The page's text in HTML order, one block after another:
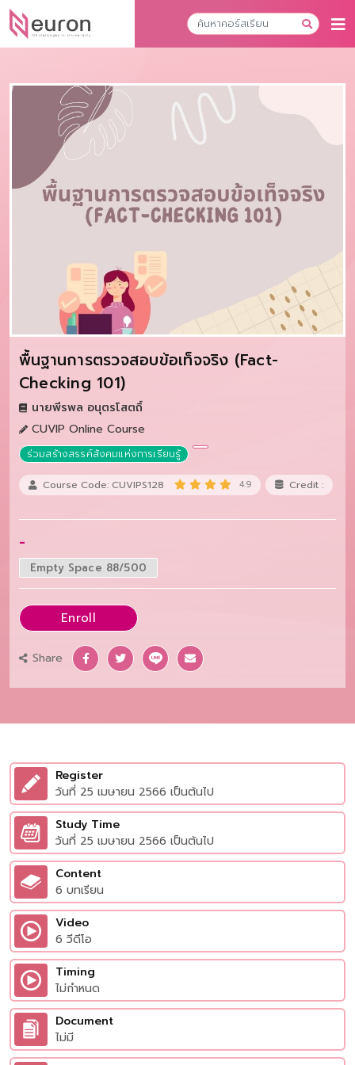
พื้นฐานการตรวจสอบข้อเท็จจริง (Fact-
Checking 101)
นายพีรพล อนุตรโสตถิ์
CUVIP Online Course
ร่วมสร้างสรรค์สังคมแห่งการเรียนรู้
Course Code: CUVIPS128 4.9 Credit :
-
Empty Space 88/500
Enroll
Share
Register
วันที่ 25 เมษายน 2566 เป็นต้นไป
Study Time
วันที่ 25 เมษายน 2566 เป็นต้นไป
Content
6 บทเรียน
Video
6 วีดีโอ
Timing
ไม่กำหนด
Document
ไม่มี